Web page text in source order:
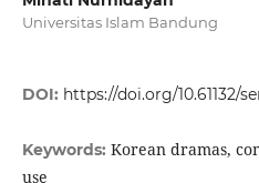
Universitas Islam Bandung
DOI: https://doi.org/10.61132/
Keywords: Korean dramas,
use